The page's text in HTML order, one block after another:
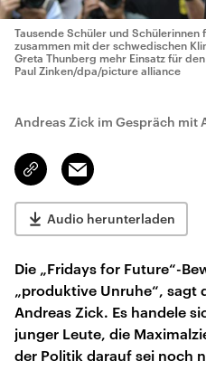
Tausende Schüler und Schülerinnen
zusammen mit der schwedischen
Greta Thunberg mehr Einsatz für
Paul Zinken/dpa/picture alliance
Andreas Zick im Gespräch mit
Link
kopieren/teilen
Email
Audio herunterladen
Die „Fridays for Future“-
„produktive Unruhe“, sagt
Andreas Zick. Es handele
junger Leute, die
der Politik darauf sei noch